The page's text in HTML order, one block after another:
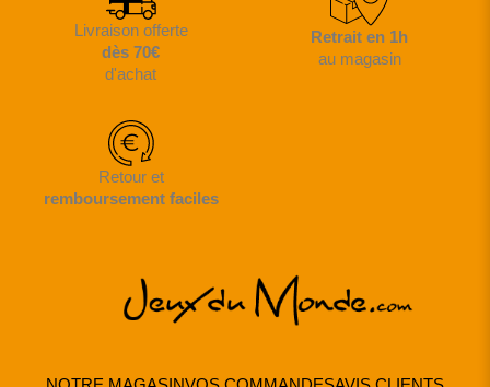
Livraison offerte
dès 70€
d'achat
Retrait en 1h
au magasin
Retour et
remboursement faciles